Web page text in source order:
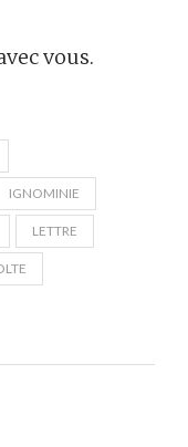
vous.
IGNOMINIE
LETTRE